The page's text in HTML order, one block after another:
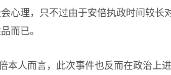
心理，只不过由于安倍执政时间较长
而已。
本人而言，此次事件也反而在政治上